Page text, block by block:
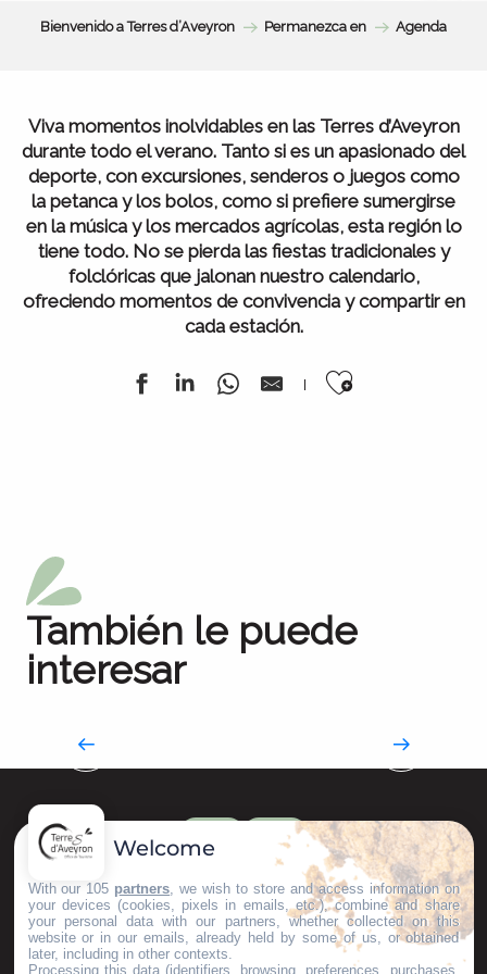
Bienvenido a Terres d’Aveyron Permanezca en Agenda
Viva momentos inolvidables en las Terres d’Aveyron
durante todo el verano. Tanto si es un apasionado del
deporte, con excursiones, senderos o juegos como
la petanca y los bolos, como si prefiere sumergirse
en la música y los mercados agrícolas, esta región lo
tiene todo. No se pierda las fiestas tradicionales y
folclóricas que jalonan nuestro calendario,
ofreciendo momentos de convivencia y compartir en
cada estación.
Ajouter
También le puede
interesarMétiers d’Art(isanat)
Welcome
With our 105 partners , we wish to store and access information on
your devices (cookies, pixels in emails, etc.), combine and share
your personal data with our partners, whether collected on this
website or in our emails, already held by some of us, or obtained
later, including in other contexts.
Processing this data (identifiers, browsing, preferences, purchases,